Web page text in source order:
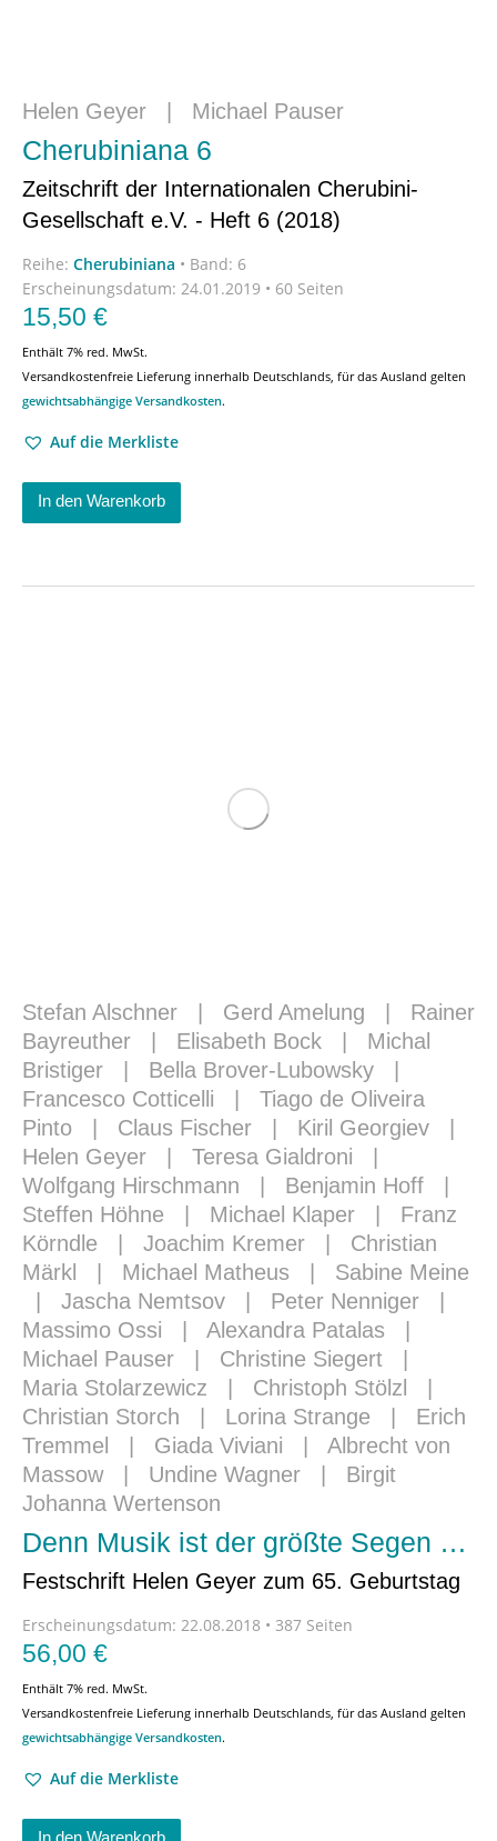
Helen Geyer Michael Pauser
Cherubiniana 6
Zeitschrift der Internationalen Cherubini-
Gesellschaft e.V. - Heft 6 (2018)
Reihe: Cherubiniana • Band: 6
Erscheinungsdatum: 24.01.2019 • 60 Seiten
15,50 €
Enthält 7% red. MwSt.
Versandkostenfreie Lieferung innerhalb Deutschlands, für das Ausland gelten
gewichtsabhängige Versandkosten.
Auf die Merkliste
In den Warenkorb
Stefan Alschner Gerd Amelung
Rainer
Bayreuther
Elisabeth Bock
Michal
Bristiger
Bella Brover-Lubowsky
Francesco Cotticelli
Tiago de Oliveira
Pinto
Claus Fischer Kiril Georgiev
Helen Geyer
Teresa Gialdroni
Wolfgang Hirschmann
Benjamin Hoff
Steffen Höhne
Michael Klaper
Franz
Körndle
Joachim Kremer
Christian
Märkl
Michael Matheus
Sabine Meine
Jascha Nemtsov Peter Nenniger
Massimo Ossi
Alexandra Patalas
Michael Pauser
Christine Siegert
Maria Stolarzewicz
Christoph Stölzl
Christian Storch
Lorina Strange
Erich
Tremmel
Giada Viviani
Albrecht von
Massow| Undine Wagner
Birgit
Johanna Wertenson
Denn Musik ist der größte Segen …
Festschrift Helen Geyer zum 65. Geburtstag
Erscheinungsdatum: 22.08.2018 • 387 Seiten
56,00 €
Enthält 7% red. MwSt.
Versandkostenfreie Lieferung innerhalb Deutschlands, für das Ausland gelten
gewichtsabhängige Versandkosten.
Auf die Merkliste
In den Warenkorb